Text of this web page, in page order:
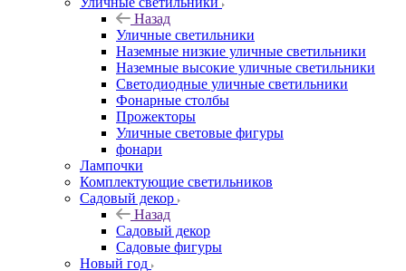
Назад
Уличные светильники
Наземные низкие уличные светильники
Наземные высокие уличные светильники
Светодиодные уличные светильники
Фонарные столбы
Прожекторы
Уличные световые фигуры
фонари
Лампочки
Комплектующие светильников
Садовый декор
Назад
Садовый декор
Садовые фигуры
Новый год